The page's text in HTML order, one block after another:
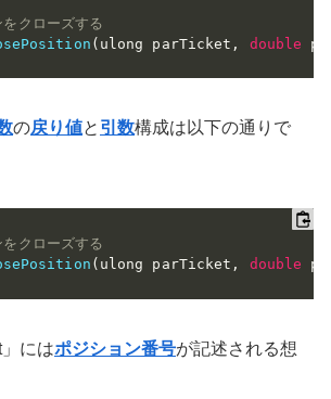
クローズする
( ulong parTicket , double
の戻り値と 引数構成は以下の通りで
クローズする
( ulong parTicket , double
」にはポジション番号が記述される想